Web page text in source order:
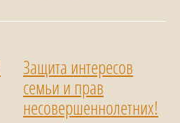
Защита интересов
семьи и прав
несовершеннолетних!